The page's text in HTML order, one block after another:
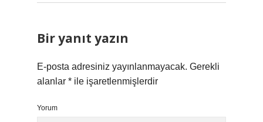
Bir yanıt yazın
E-posta adresiniz yayınlanmayacak. Gerekli
alanlar * ile işaretlenmişlerdir
Yorum